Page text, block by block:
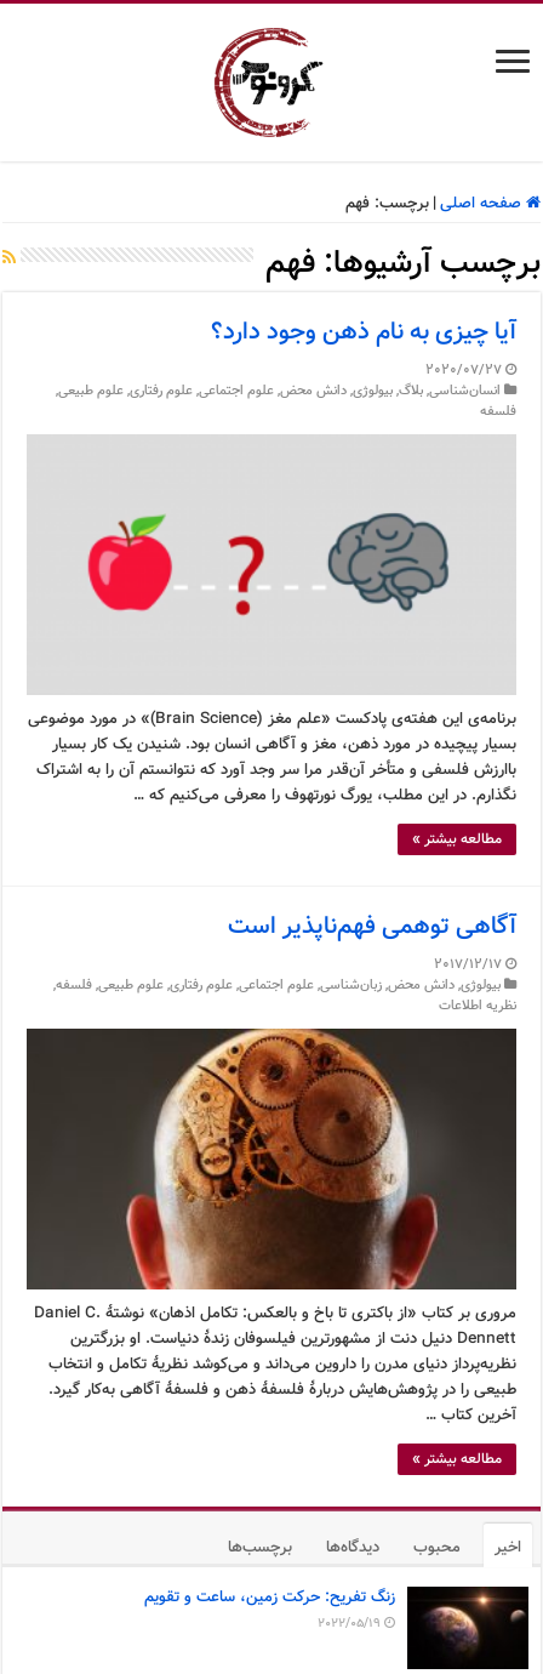
صفحه اصلی| برچسب:فهم
برچسب آرشیوها:فهم
آیا چیزی به نام ذهن وجود دارد؟
2020/07/27
انسان‌شناسی,بلاگ,بیولوژی,دانش محض,علوم اجتماعی,علوم رفتاری,علوم طبیعی,
فلسفه
برنامه‌ی این هفته‌ی پادکست «علم مغز (Brain Science)» در مورد موضوعی
بسیار پیچیده در مورد ذهن، مغز و آگاهی انسان بود. شنیدن یک کار بسیار
باارزش فلسفی و متأخر آن‌قدر مرا سر وجد آورد که نتوانستم آن را به اشتراک
نگذارم. در این مطلب، یورگ نورتهوف را معرفی می‌کنیم که …
مطالعه بیشتر »
آگاهی توهمی فهم‌ناپذیر است
2017/12/17
بیولوژی,دانش محض,زبان‌شناسی,علوم اجتماعی,علوم رفتاری,علوم طبیعی,فلسفه,
نظریه اطلاعات
مروری بر کتاب «از باکتری تا باخ و بالعکس: تکامل اذهان» نوشتۀ Daniel C.
Dennett دنیل دنت از مشهورترین فیلسوفان زندۀ دنیاست. او بزرگترین
نظریه‌پرداز دنیای مدرن را داروین می‌داند و می‌کوشد نظریۀ تکامل و انتخاب
طبیعی را در پژوهش‌هایش دربارۀ فلسفۀ ذهن و فلسفۀ آگاهی به‌کار گیرد.
آخرین کتاب …
مطالعه بیشتر »
اخیر محبوب دیدگاه‌ها برچسب‌ها
زنگ تفریح: حرکت زمین، ساعت و تقویم
2022/05/19